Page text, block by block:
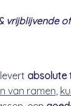
vrijblijvende
levert absolute
van ramen,